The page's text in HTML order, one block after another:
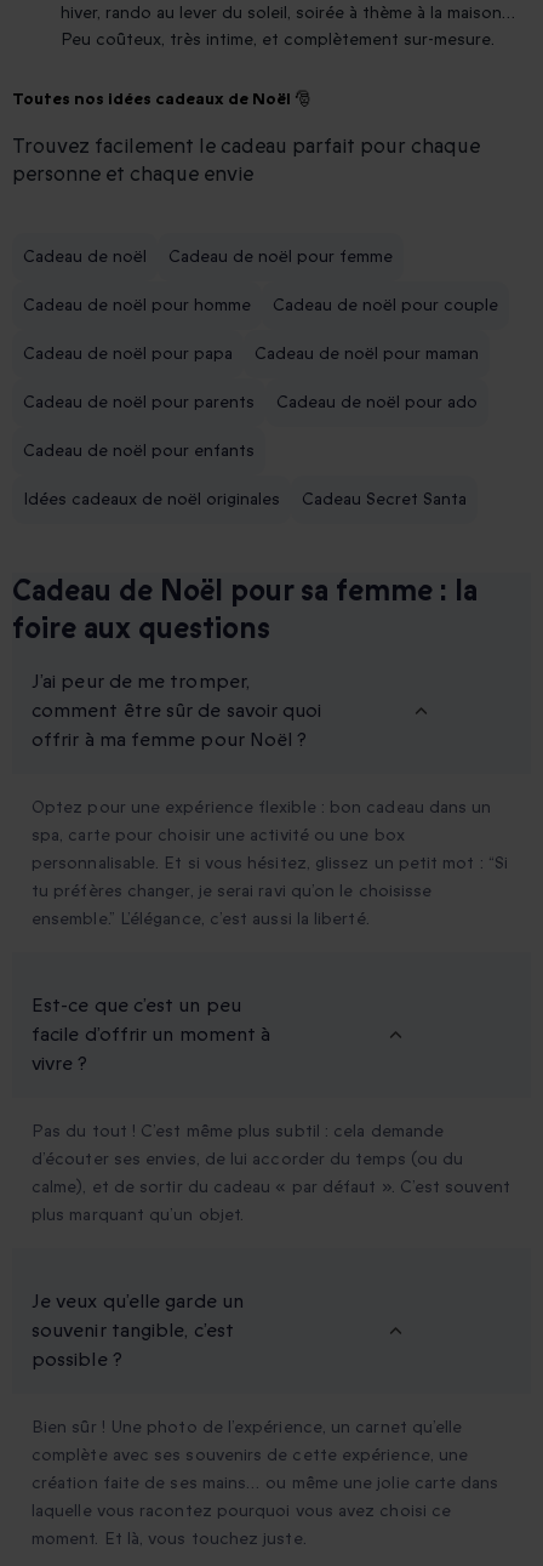
hiver, rando au lever du soleil, soirée à thème à la maison…
Peu coûteux, très intime, et complètement sur-mesure.
Toutes nos idées cadeaux de Noël 🎅
Trouvez facilement le cadeau parfait pour chaque
personne et chaque envie
Cadeau de noël Cadeau de noël pour femme
Cadeau de noël pour homme Cadeau de noël pour couple
Cadeau de noël pour papa Cadeau de noël pour maman
Cadeau de noël pour parents Cadeau de noël pour ado
Cadeau de noël pour enfants
Idées cadeaux de noël originales Cadeau Secret Santa
Cadeau de Noël pour sa femme : la
foire aux questions
J’ai peur de me tromper,
comment être sûr de savoir quoi
offrir à ma femme pour Noël ?
Optez pour une expérience flexible : bon cadeau dans un
spa, carte pour choisir une activité ou une box
personnalisable. Et si vous hésitez, glissez un petit mot : “Si
tu préfères changer, je serai ravi qu’on le choisisse
ensemble.” L’élégance, c’est aussi la liberté.
Est-ce que c’est un peu
facile d’offrir un moment à
vivre ?
Pas du tout ! C’est même plus subtil : cela demande
d’écouter ses envies, de lui accorder du temps (ou du
calme), et de sortir du cadeau « par défaut ». C’est souvent
plus marquant qu’un objet.
Je veux qu’elle garde un
souvenir tangible, c’est
possible ?
Bien sûr ! Une photo de l’expérience, un carnet qu’elle
complète avec ses souvenirs de cette expérience, une
création faite de ses mains… ou même une jolie carte dans
laquelle vous racontez pourquoi vous avez choisi ce
moment. Et là, vous touchez juste.